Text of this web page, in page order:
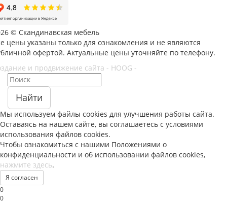
© Скандинавская мебель
цены указаны только для ознакомления и не являются
офертой. Актуальные цены уточняйте по телефону.
и продвижение сайта - HOOG -
Найти
Мы используем файлы cookies для улучшения работы сайта.
Оставаясь на нашем сайте, вы соглашаетесь с условиями
использования файлов cookies.
Чтобы ознакомиться с нашими Положениями о
конфиденциальности и об использовании файлов cookies,
нажмите здесь.
Я согласен
0
0